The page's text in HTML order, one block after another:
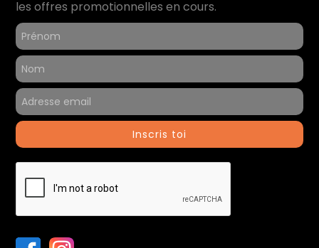
Chargeur
les offres promotionnelles en cours.
Inscris toi